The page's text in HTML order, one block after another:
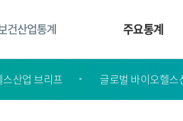
주요통계
산업 브리프 글로벌 바이오헬스